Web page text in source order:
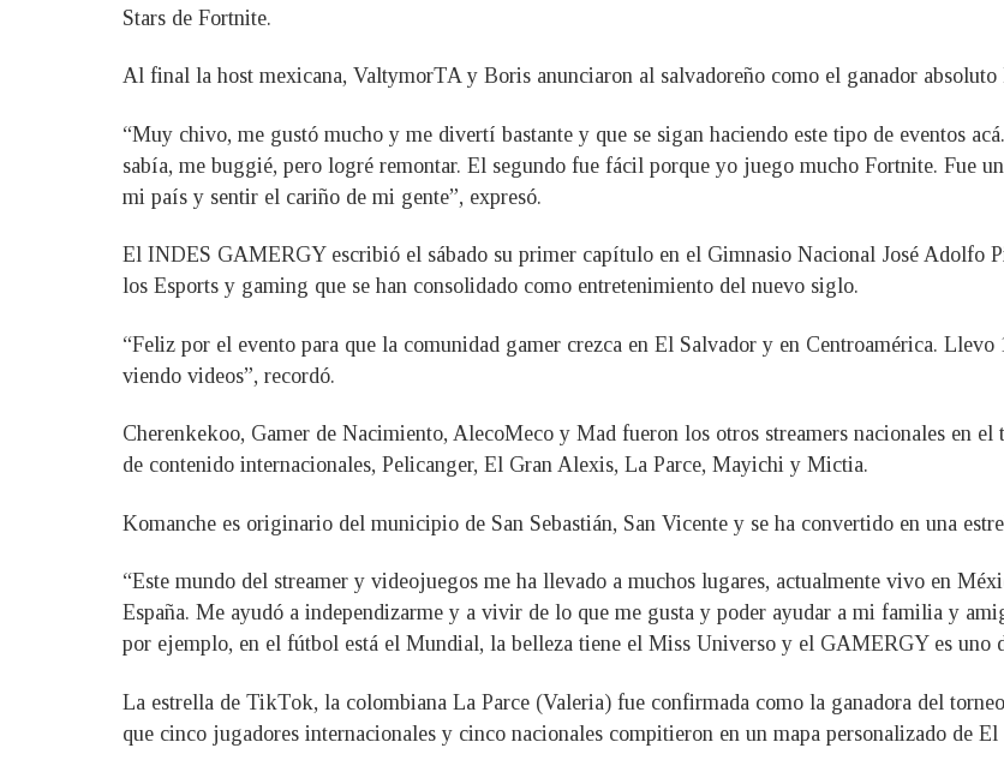
Stars de Fortnite.
Al final la host mexicana, ValtymorTA y Boris anunciaron al salvadoreño como el ganador absoluto
“Muy chivo, me gustó mucho y me divertí bastante y que se sigan haciendo este tipo de eventos
sabía, me buggié, pero logré remontar. El segundo fue fácil porque yo juego mucho Fortnite. Fue
mi país y sentir el cariño de mi gente”, expresó.
El INDES GAMERGY escribió el sábado su primer capítulo en el Gimnasio Nacional José Adolfo
los Esports y gaming que se han consolidado como entretenimiento del nuevo siglo.
“Feliz por el evento para que la comunidad gamer crezca en El Salvador y en Centroamérica.
viendo videos”, recordó.
Cherenkekoo, Gamer de Nacimiento, AlecoMeco y Mad fueron los otros streamers nacionales en
de contenido internacionales, Pelicanger, El Gran Alexis, La Parce, Mayichi y Mictia.
Komanche es originario del municipio de San Sebastián, San Vicente y se ha convertido en una
“Este mundo del streamer y videojuegos me ha llevado a muchos lugares, actualmente vivo en
España. Me ayudó a independizarme y a vivir de lo que me gusta y poder ayudar a mi familia y
por ejemplo, en el fútbol está el Mundial, la belleza tiene el Miss Universo y el GAMERGY es uno
La estrella de TikTok, la colombiana La Parce (Valeria) fue confirmada como la ganadora del
que cinco jugadores internacionales y cinco nacionales compitieron en un mapa personalizado de El